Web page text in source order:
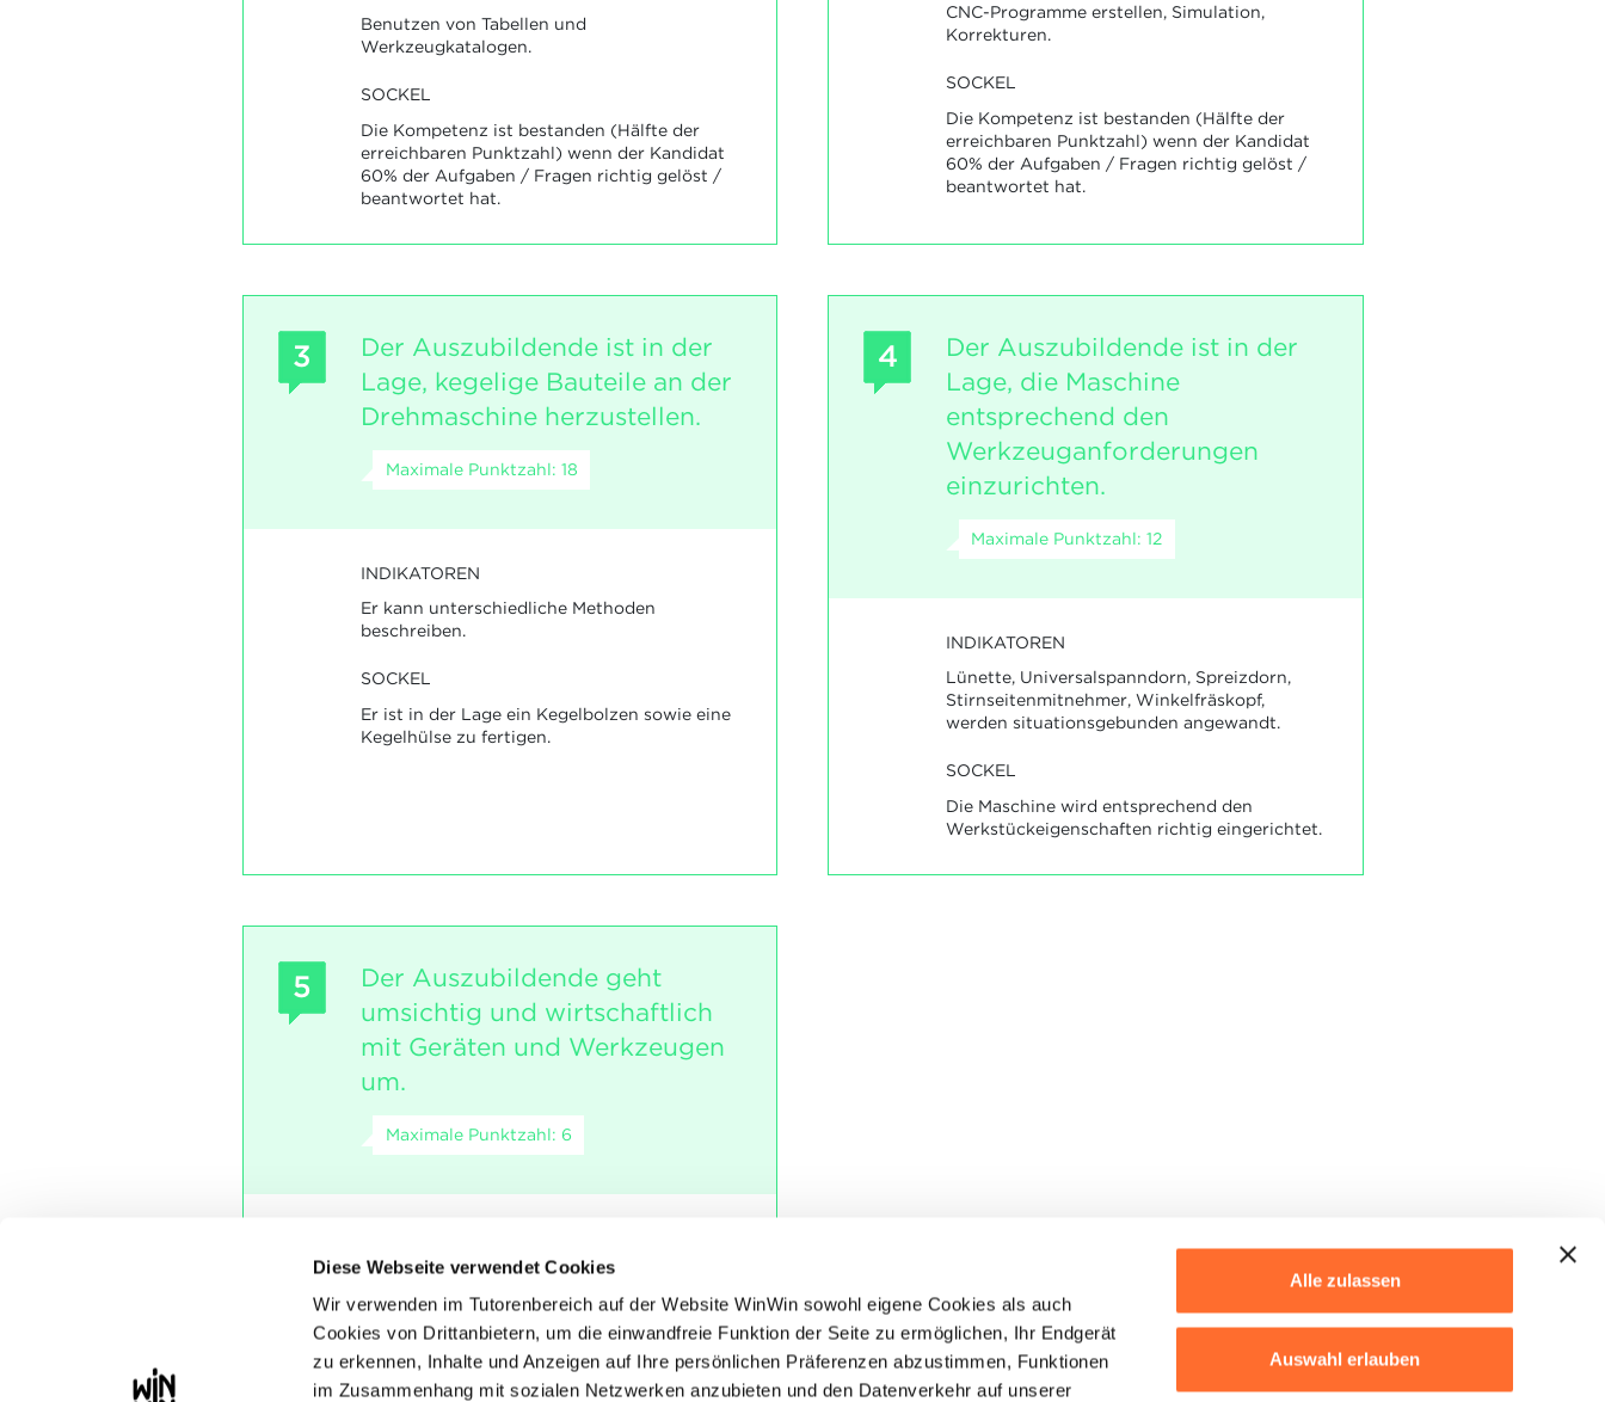
Diese Webseite verwendet Cookies
Wir verwenden im Tutorenbereich auf der Website WinWin sowohl eigene Cookies als auch
Cookies von Drittanbietern, um die einwandfreie Funktion der Seite zu ermöglichen, Ihr Endgerät
zu erkennen, Inhalte und Anzeigen auf Ihre persönlichen Präferenzen abzustimmen, Funktionen
im Zusammenhang mit sozialen Netzwerken anzubieten und den Datenverkehr auf unserer
Alle zulassen
Auswahl erlauben
Benutzen von Tabellen und
Werkzeugkatalogen.
SOCKEL
Die Kompetenz ist bestanden (Hälfte der
erreichbaren Punktzahl) wenn der Kandidat
60% der Aufgaben / Fragen richtig gelöst /
beantwortet hat.
CNC-Programme erstellen, Simulation,
Korrekturen.
SOCKEL
Die Kompetenz ist bestanden (Hälfte der
erreichbaren Punktzahl) wenn der Kandidat
60% der Aufgaben / Fragen richtig gelöst /
beantwortet hat.
3
Der Auszubildende ist in der
Lage, kegelige Bauteile an der
Drehmaschine herzustellen.
Maximale Punktzahl: 18
INDIKATOREN
Er kann unterschiedliche Methoden
beschreiben.
SOCKEL
Er ist in der Lage ein Kegelbolzen sowie eine
Kegelhülse zu fertigen.
4
Der Auszubildende ist in der
Lage, die Maschine
entsprechend den
Werkzeuganforderungen
einzurichten.
Maximale Punktzahl: 12
INDIKATOREN
Lünette, Universalspanndorn, Spreizdorn,
Stirnseitenmitnehmer, Winkelfräskopf,
werden situationsgebunden angewandt.
SOCKEL
Die Maschine wird entsprechend den
Werkstückeigenschaften richtig eingerichtet.
5
Der Auszubildende geht
umsichtig und wirtschaftlich
mit Geräten und Werkzeugen
um.
Maximale Punktzahl: 6
Verwendung von Materialien und Hilfsstoffen.
Der Umgang mit den Maschinen und Geräten
gibt keinen wesentlichen Grund zur Kritik.